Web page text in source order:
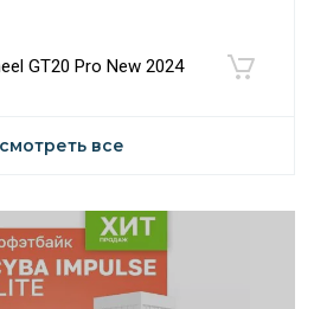
GT20 Pro New 2024
все